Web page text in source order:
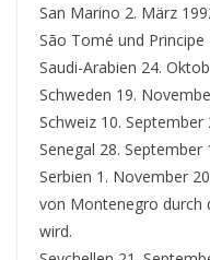
San Marino 2. März
São Tomé und
Saudi-Arabien 24.
Schweden 19.
Schweiz 10. September
Senegal 28. September
Serbien 1. November
von Montenegro durch
wird.